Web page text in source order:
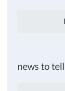
news to tell